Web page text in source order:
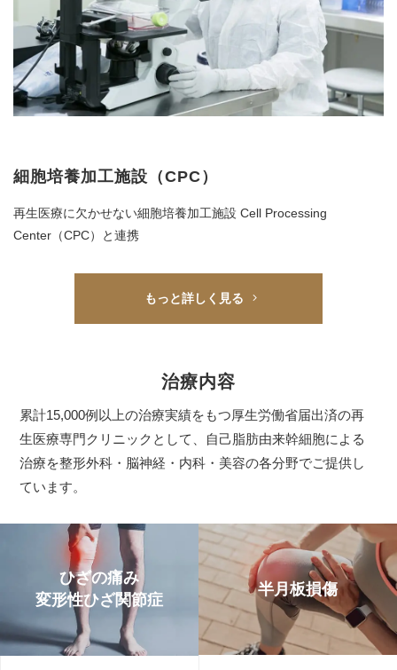
細胞培養加工施設（CPC）
再生医療に欠かせない細胞培養加工施設 Cell Processing
Center （CPC）と連携
もっと詳しく見る
治療内容
累計15,000例以上の治療実績をもつ厚生労働省届出済の再
生医療専門クリニックとして、自己脂肪由来幹細胞による
治療を整形外科・脳神経・内科・美容の各分野でご提供し
ています。
ひざの痛み
変形性ひざ関節症
半月板損傷